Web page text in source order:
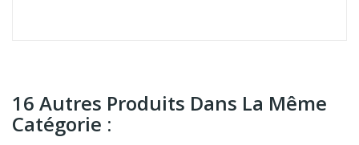
16 Autres Produits Dans La Même
Catégorie :